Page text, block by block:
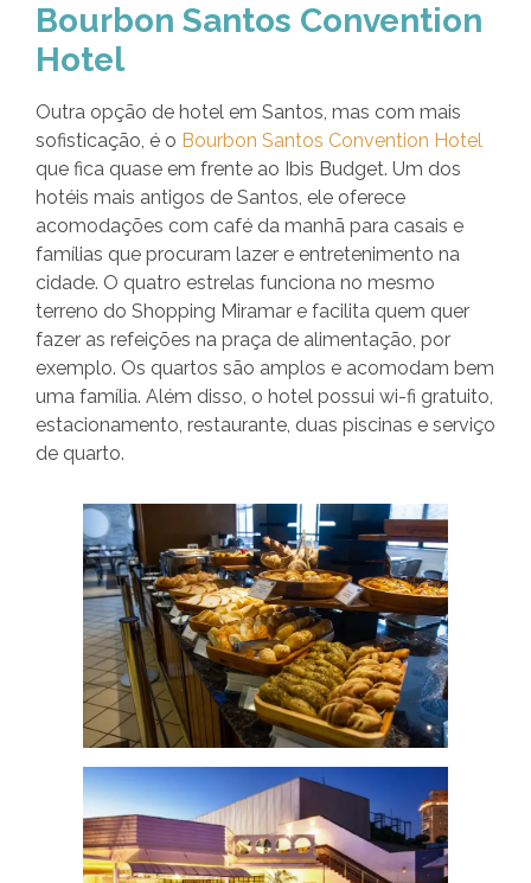
Bourbon Santos Convention
Hotel
Outra opção de hotel em Santos, mas com mais
sofisticação, é o Bourbon Santos Convention Hotel
que fica quase em frente ao Ibis Budget. Um dos
hotéis mais antigos de Santos, ele oferece
acomodações com café da manhã para casais e
famílias que procuram lazer e entretenimento na
cidade. O quatro estrelas funciona no mesmo
terreno do Shopping Miramar e facilita quem quer
fazer as refeições na praça de alimentação, por
exemplo. Os quartos são amplos e acomodam bem
uma família. Além disso, o hotel possui wi-fi gratuito,
estacionamento, restaurante, duas piscinas e serviço
de quarto.